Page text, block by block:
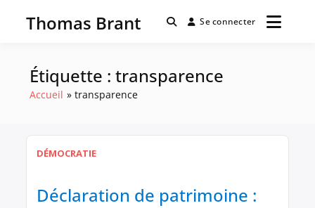
Thomas Brant Se connecter
Étiquette :transparence
Accueil transparence
DÉMOCRATIE
Déclaration de patrimoine :